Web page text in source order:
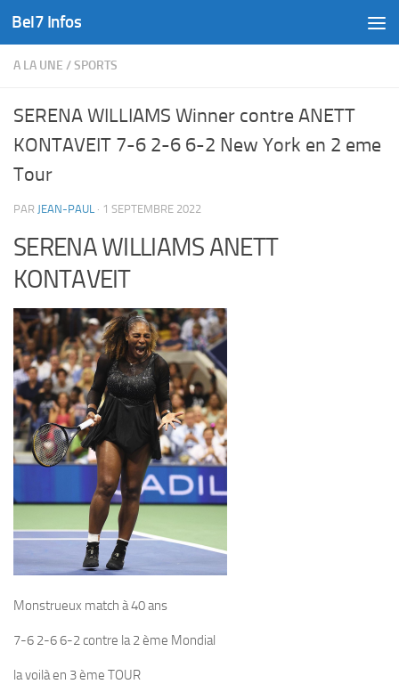
Skip to content
Bel7 Infos
A LA UNE /SPORTS
SERENA WILLIAMS Winner contre ANETT
KONTAVEIT 7-6 2-6 6-2 New York en 2 eme
Tour
PAR JEAN-PAUL · 1 SEPTEMBRE 2022
SERENA WILLIAMS ANETT
KONTAVEIT
Monstrueux match à 40 ans
7-6 2-6 6-2 contre la 2 ème Mondial
la voilà en 3 ème TOUR